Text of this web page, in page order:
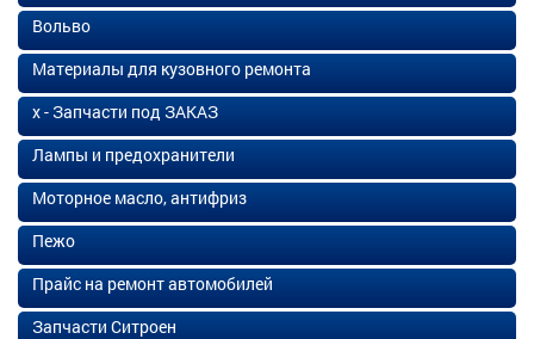
Вольво
Материалы для кузовного ремонта
х - Запчасти под ЗАКАЗ
Лампы и предохранители
Моторное масло, антифриз
Пежо
Прайс на ремонт автомобилей
Запчасти Ситроен